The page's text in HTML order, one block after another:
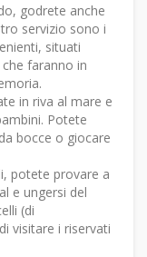
godrete anche
servizio sono i
situati
faranno in
in riva al mare e
Potete
bocce o giocare
potete provare a
e ungersi del
(di
visitare i riservati